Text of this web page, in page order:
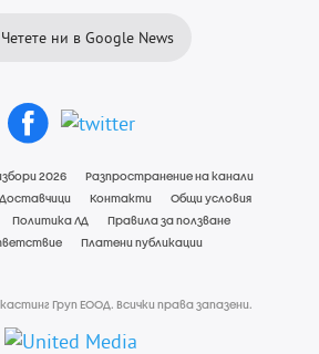
Четете ни в Google News
2026
Разпространение на канали
Доставчици Контакти
Общи условия
Политика ЛД
Правила за ползване
Платени публикации
Груп ЕООД. Всички права запазени.